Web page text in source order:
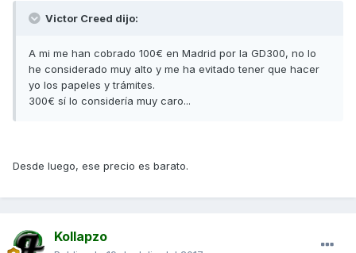
Victor Creed dijo:
A mi me han cobrado 100€ en Madrid por la GD300, no lo
he considerado muy alto y me ha evitado tener que hacer
yo los papeles y trámites.
300€ sí lo considería muy caro...
Desde luego, ese precio es barato.
Kollapzo